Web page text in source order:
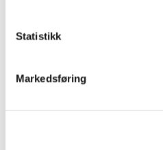
Statistikk
Markedsføring
Semester: 5